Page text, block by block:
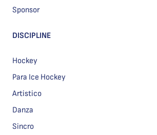
Sponsor
DISCIPLINE
Hockey
Para Ice Hockey
Artistico
Danza
Sincro